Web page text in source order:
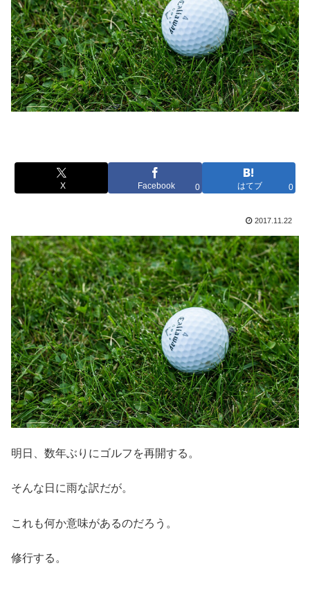
X Facebook 0 はてブ 0
2017.11.22
明日、数年ぶりにゴルフを再開する。
そんな日に雨な訳だが。
これも何か意味があるのだろう。
修行する。